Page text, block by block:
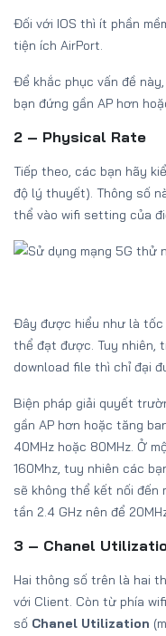
Đối với IOS thì ít phần
tiện ích AirPort.
Để khắc phục vấn đề
bạn đứng gần AP hơn
2 – Physical Rate
Tiếp theo, các bạn hãy
độ lý thuyết). Thông số
thể vào wifi setting của
Đây được hiểu như là
thể đạt được. Tuy nhiên,
download file thì chỉ đại
Biện pháp giải quyết
gần AP hơn hoặc tăng
40MHz hoặc 80MHz. Ở
160Mhz, tuy nhiên các
sẽ không thể kết nối đến
tần 2.4 GHz nên để
3 – Chanel
Hai thông số trên là hai
với Client. Còn từ phía
số Chanel Utilization